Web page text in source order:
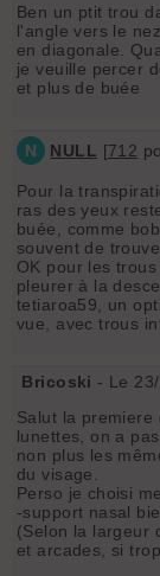
Ben un ptit trou
l'angle vers le
en diagonale.
je veuille percer
et plus de buée
N NULL [712
Pour la
ras des yeux
buée, comme
souvent de
OK pour les
pleurer à la
tetiaroa59, un
vue, avec trous
Bricoski - Le
Salut la premiere
lunettes, on a
non plus les
du visage.
Perso je choisi
-support nasal
(Selon la largeur
et arcades, si